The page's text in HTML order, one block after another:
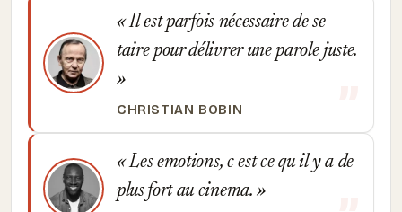
Il est parfois nécessaire de se
taire pour délivrer une parole juste.
CHRISTIAN BOBIN
Les emotions, c est ce qu il y a de
plus fort au cinema.